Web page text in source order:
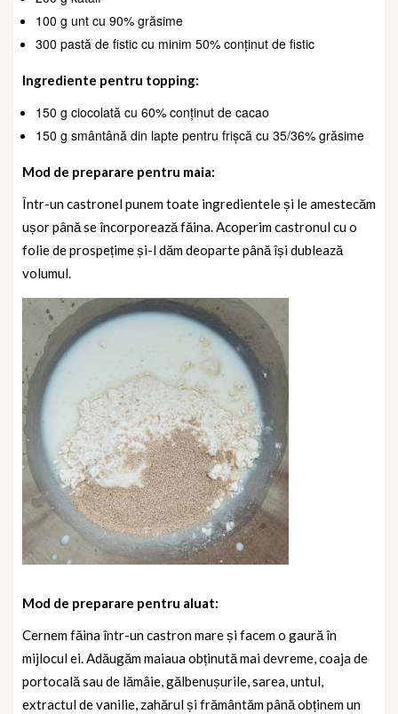
100 g unt cu 90% grăsime
300 pastă de fistic cu minim 50% conținut de fistic
Ingrediente pentru topping:
150 g ciocolată cu 60% conținut de cacao
150 g smântână din lapte pentru frișcă cu 35/36% grăsime
Mod de preparare pentru maia:
Într-un castronel punem toate ingredientele și le amestecăm
ușor până se încorporează făina. Acoperim castronul cu o
folie de prospețime și-l dăm deoparte până își dublează
volumul.
Mod de preparare pentru aluat:
Cernem făina într-un castron mare și facem o gaură în
mijlocul ei. Adăugăm maiaua obținută mai devreme, coaja de
portocală sau de lămâie, gălbenușurile, sarea, untul,
extractul de vanilie, zahărul și frământăm până obținem un